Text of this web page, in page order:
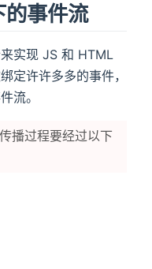
的事件流
实现 JS 和 HTML
定许许多多的事件，
流。
播过程要经过以下